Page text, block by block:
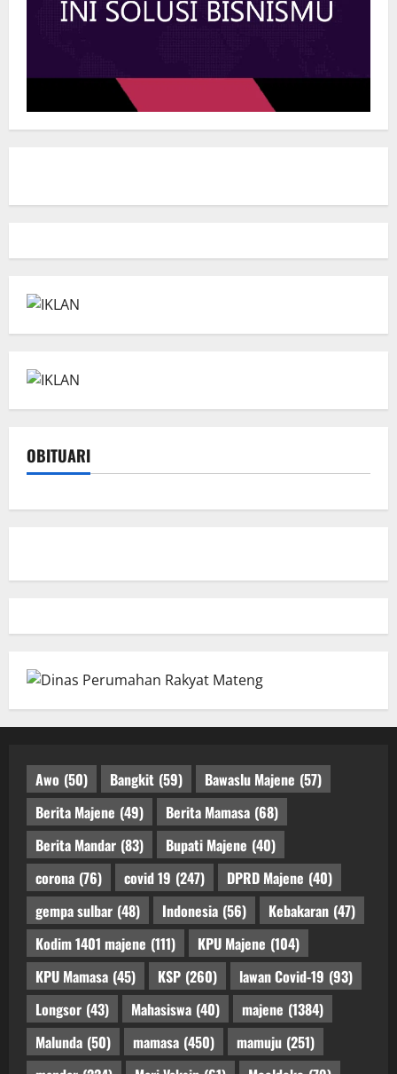
OBITUARI
Awo (50) Bangkit (59) Bawaslu Majene (57)
Berita Majene (49) Berita Mamasa (68)
Berita Mandar (83) Bupati Majene (40)
corona (76) covid 19 (247) DPRD Majene (40)
gempa sulbar (48) Indonesia (56) Kebakaran (47)
Kodim 1401 majene (111) KPU Majene (104)
KPU Mamasa (45) KSP (260) lawan Covid-19 (93)
Longsor (43) Mahasiswa (40) majene (1384)
Malunda (50) mamasa (450) mamuju (251)